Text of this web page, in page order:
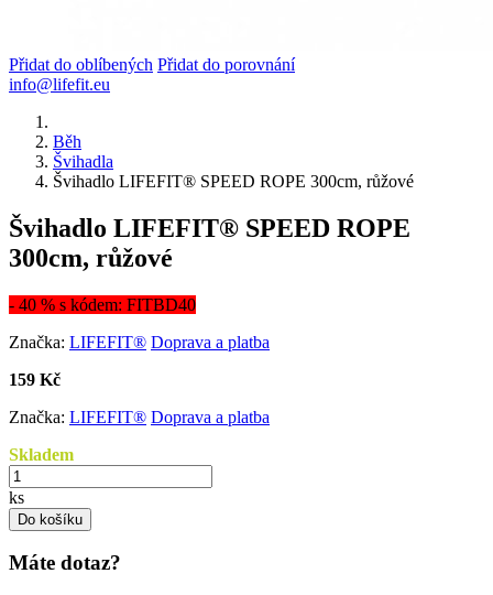
Přidat do oblíbených Přidat do porovnání
info@lifefit.eu
Běh
Švihadla
Švihadlo LIFEFIT® SPEED ROPE 300cm, růžové
Švihadlo LIFEFIT® SPEED ROPE
300cm, růžové
- 40 % s kódem: FITBD40
Značka: LIFEFIT® Doprava a platba
159 Kč
Značka: LIFEFIT® Doprava a platba
Skladem
ks
Do košíku
Máte dotaz?